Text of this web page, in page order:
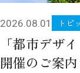
2026.08.01 トピ
「都市デザ
開催のご案内